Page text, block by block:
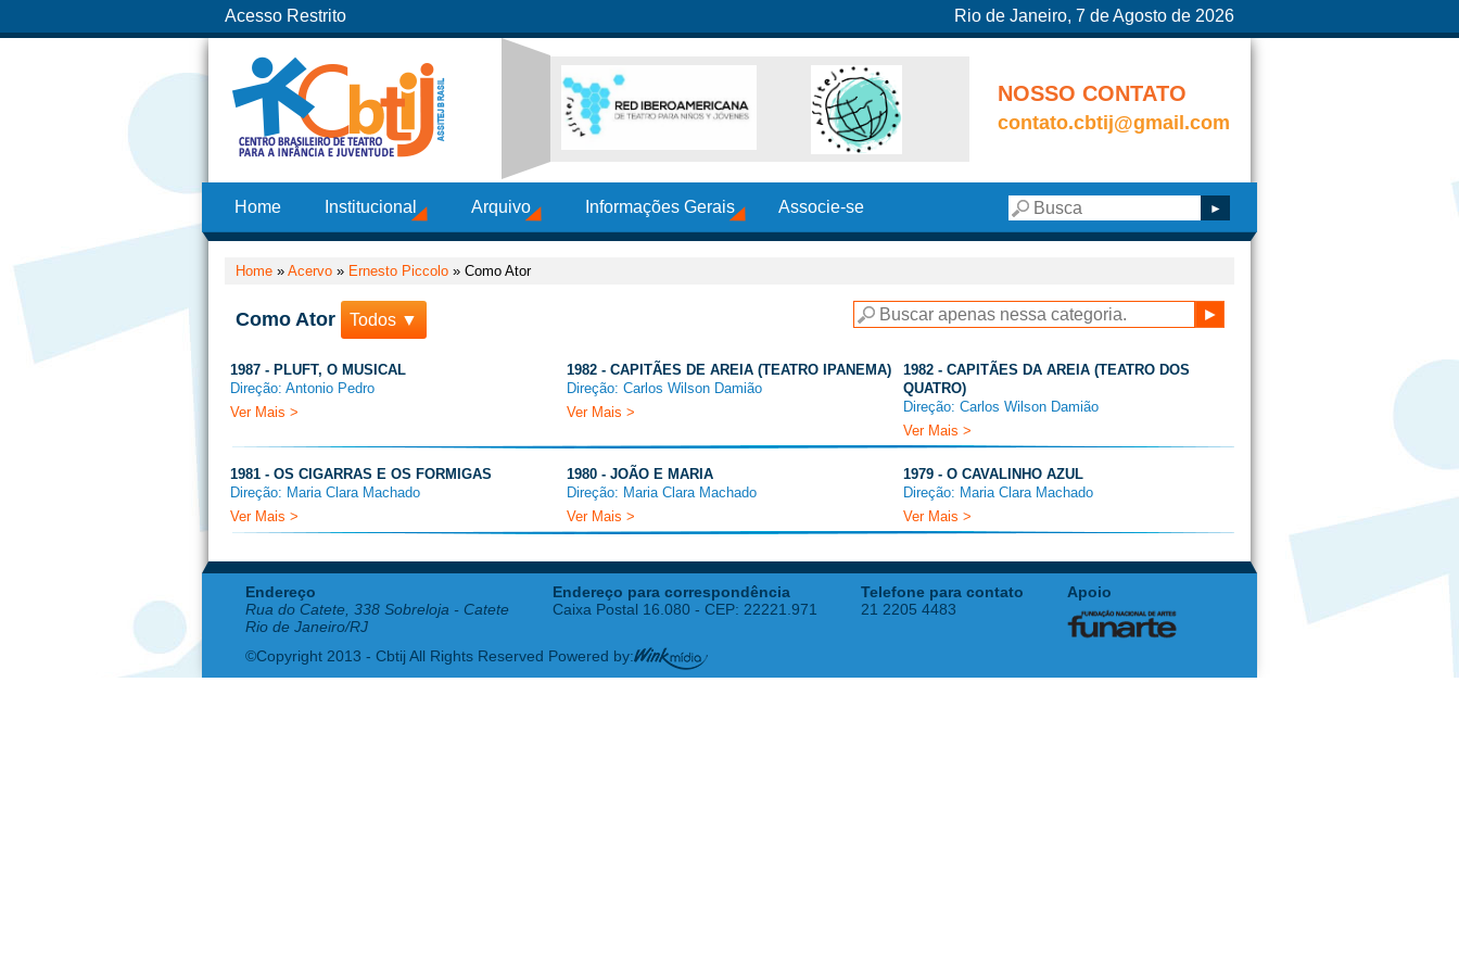
Acesso Restrito Rio de Janeiro, 7 de Agosto de 2026
NOSSO CONTATO
contato.cbtij@gmail.com
Home Institucional Arquivo Informações Gerais Associe-se
Home » Acervo » Ernesto Piccolo » Como Ator
Como Ator Todos ▼
1987 - PLUFT, O MUSICAL
Direção: Antonio Pedro
Ver Mais >
1982 - CAPITÃES DE AREIA (TEATRO IPANEMA)
Direção: Carlos Wilson Damião
Ver Mais >
1982 - CAPITÃES DA AREIA (TEATRO DOS
QUATRO)
Direção: Carlos Wilson Damião
Ver Mais >
1981 - OS CIGARRAS E OS FORMIGAS
Direção: Maria Clara Machado
Ver Mais >
1980 - JOÃO E MARIA
Direção: Maria Clara Machado
Ver Mais >
1979 - O CAVALINHO AZUL
Direção: Maria Clara Machado
Ver Mais >
Endereço
Rua do Catete, 338 Sobreloja - Catete
Rio de Janeiro/RJ
Endereço para correspondência
Caixa Postal 16.080 - CEP: 22221.971
Telefone para contato
21 2205 4483
Apoio
©Copyright 2013 - Cbtij All Rights Reserved Powered by: